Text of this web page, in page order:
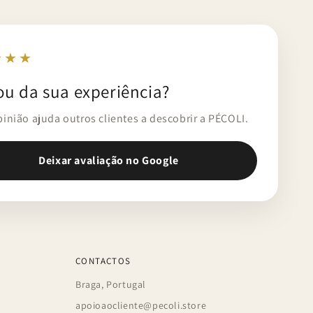
da sua experiência?
ajuda outros clientes a descobrir a PÉCOLI.
Deixar avaliação no Google
CONTACTOS
Braga, Portugal
apoioaocliente@pecoli.store